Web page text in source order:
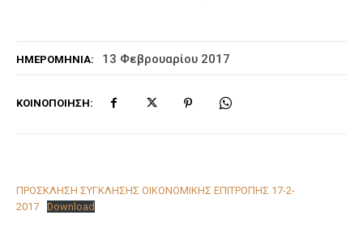
ΗΜΕΡΟΜΗΝΊΑ: 13 Φεβρουαρίου 2017
ΚΟΙΝΟΠΟΊΗΣΗ:
ΠΡΟΣΚΛΗΣΗ ΣΥΓΚΛΗΣΗΣ ΟΙΚΟΝΟΜΙΚΗΣ ΕΠΙΤΡΟΠΗΣ 17-2-
2017
Download